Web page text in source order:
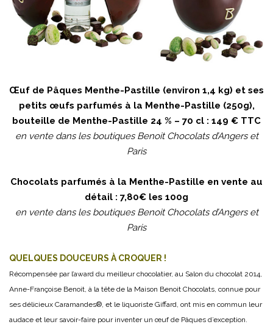
Œuf de Pâques Menthe-Pastille (environ 1,4 kg) et ses
petits œufs parfumés à la Menthe-Pastille (250g),
bouteille de Menthe-Pastille 24 % – 70 cl : 149 € TTC
en vente dans les boutiques Benoit Chocolats d’Angers et
Paris
Chocolats parfumés à la Menthe-Pastille en vente au
détail : 7,80€ les 100g
en vente dans les boutiques Benoit Chocolats d’Angers et
Paris
QUELQUES DOUCEURS À CROQUER !
Récompensée par l’award du meilleur chocolatier, au Salon du chocolat 2014,
Anne-Françoise Benoit, à la tête de la Maison Benoit Chocolats, connue pour
ses délicieux Caramandes®, et le liquoriste Giffard, ont mis en commun leur
audace et leur savoir-faire pour inventer un œuf de Pâques d’exception.